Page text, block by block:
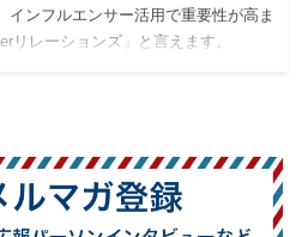
インフルエンサー活用で重要性が高ま
リレーションズ」と言えます。